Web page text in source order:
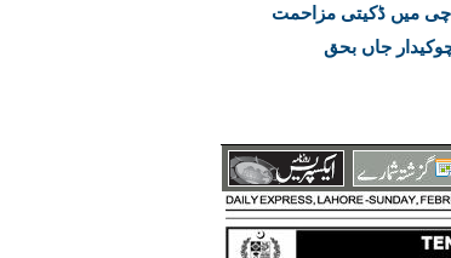
میں ڈکیتی مزاحمت
جاں بحق